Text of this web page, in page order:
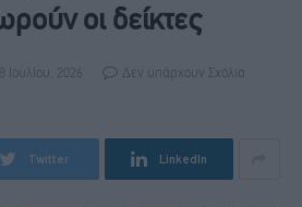
οι δείκτες
8 Ιουλίου, 2026 Δεν υπάρχουν Σχόλια
Twitter LinkedIn